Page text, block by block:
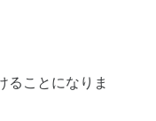
ることになりま